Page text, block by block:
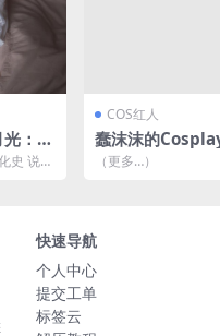
：清
清套
史 说到
COS红人
蠢沫沫的
Marie Rose玛丽
（更多…）
快速导航
个人中心
提交工单
标签云